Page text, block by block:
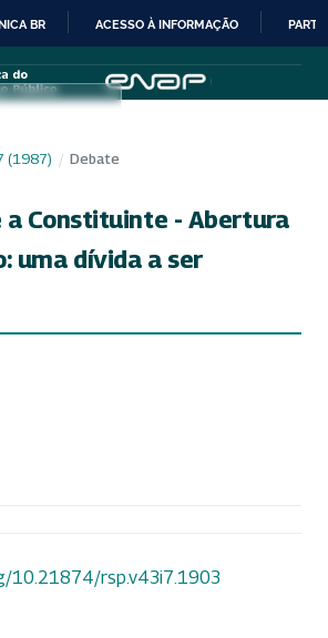
IR
PARA
CONTEÚDO
BR ACESSO À INFORMAÇÃO
(1987) / Debate
a Constituinte - Abertura
uma dívida a ser
10.21874/rsp.v43i7.1903